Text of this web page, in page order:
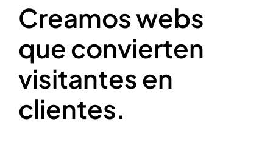
Creamos webs
que convierten
visitantes en
clientes.